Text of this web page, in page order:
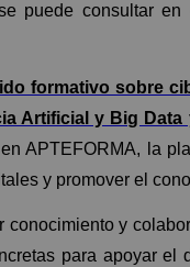
puede consultar
formativo sobre
Artificial y Big Data
APTEFORMA, la
y promover el
y
para apoyar